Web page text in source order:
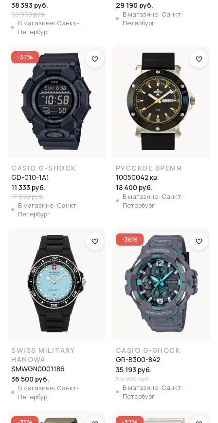
38 393 руб.
59 990 руб.
В магазине: Санкт-
Петербург
29 190 руб.
В магазине: Санкт-
Петербург
-37%
CASIO G-SHOCK
GD-010-1A1
11 333 руб.
17 990 руб.
В магазине: Санкт-
Петербург
РУССКОЕ ВРЕМЯ
10050042 кв.
18 400 руб.
В магазине: Санкт-
Петербург
SWISS MILITARY
HANOWA
SMWGN0001186
36 500 руб.
В магазине: Санкт-
Петербург
-36%
CASIO G-SHOCK
GR-B300-8A2
35 193 руб.
54 990 руб.
В магазине: Санкт-
Петербург